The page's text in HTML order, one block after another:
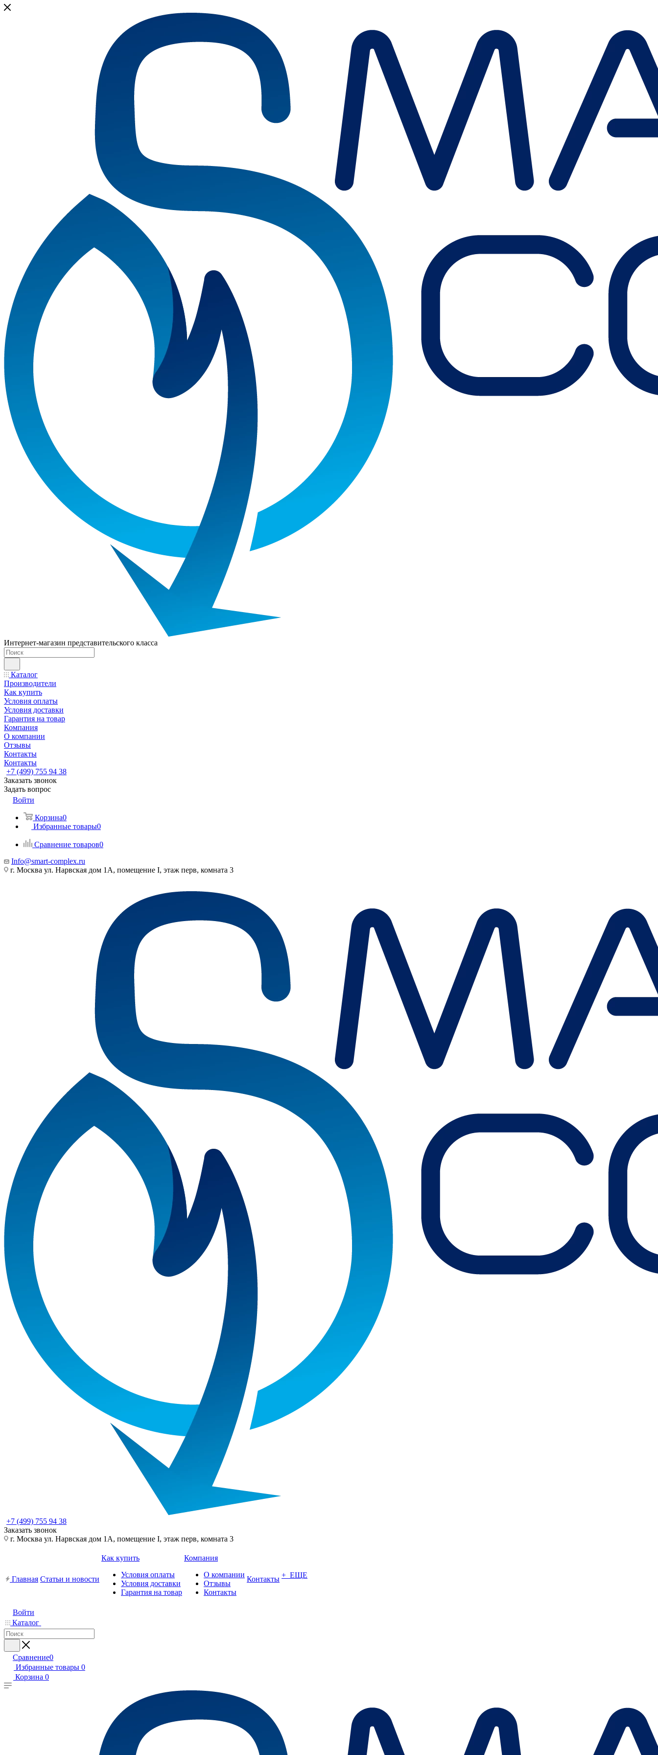
Интернет-магазин представительского класса
Каталог
Производители
Как купить
Условия оплаты
Условия доставки
Гарантия на товар
Компания
О компании
Отзывы
Контакты
Контакты
+7 (499) 755 94 38
Заказать звонок
Задать вопрос
Войти
Корзина0
Избранные товары0
Сравнение товаров0
Info@smart-complex.ru
г. Москва ул. Нарвская дом 1А, помещение I, этаж перв, комната 3
+7 (499) 755 94 38
Заказать звонок
г. Москва ул. Нарвская дом 1А, помещение I, этаж перв, комната 3
Главная Статьи и новости
Как купить
Условия оплаты
Условия доставки
Гарантия на товар
Компания
О компании
Отзывы
Контакты
Контакты + ЕЩЕ
Войти
Каталог
Сравнение0
Избранные товары 0
Корзина 0